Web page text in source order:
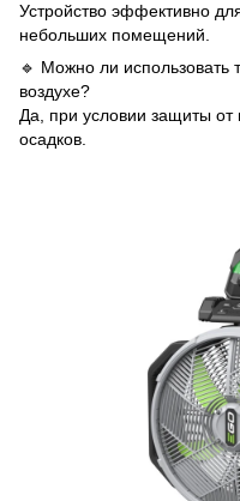
Устройство эффективно
небольших помещений.
🔹 Можно ли использовать
воздухе?
Да, при условии защиты от
осадков.